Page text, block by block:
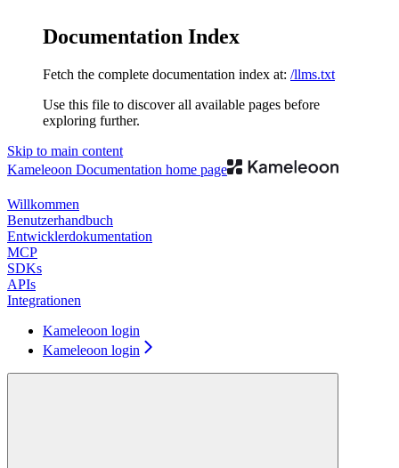
Documentation Index
Fetch the complete documentation index at: /llms.txt
Use this file to discover all available pages before
exploring further.
Skip to main content
Kameleoon Documentation home page
Willkommen
Benutzerhandbuch
Entwicklerdokumentation
MCP
SDKs
APIs
Integrationen
Kameleoon login
Kameleoon login